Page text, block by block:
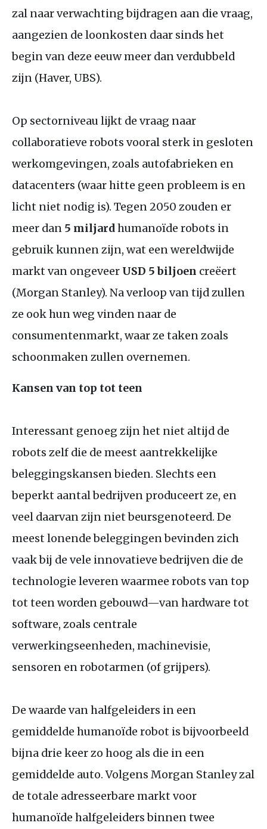
zal naar verwachting bijdragen aan die vraag,
aangezien de loonkosten daar sinds het
begin van deze eeuw meer dan verdubbeld
zijn (Haver, UBS).
Op sectorniveau lijkt de vraag naar
collaboratieve robots vooral sterk in gesloten
werkomgevingen, zoals autofabrieken en
datacenters (waar hitte geen probleem is en
licht niet nodig is). Tegen 2050 zouden er
meer dan 5 miljardhumanoïde robots in
gebruik kunnen zijn, wat een wereldwijde
markt van ongeveer USD 5 biljoen creëert
(Morgan Stanley). Na verloop van tijd zullen
ze ook hun weg vinden naar de
consumentenmarkt, waar ze taken zoals
schoonmaken zullen overnemen.
Kansen van top tot teen
Interessant genoeg zijn het niet altijd de
robots zelf die de meest aantrekkelijke
beleggingskansen bieden. Slechts een
beperkt aantal bedrijven produceert ze, en
veel daarvan zijn niet beursgenoteerd. De
meest lonende beleggingen bevinden zich
vaak bij de vele innovatieve bedrijven die de
technologie leveren waarmee robots van top
tot teen worden gebouwd—van hardware tot
software, zoals centrale
verwerkingseenheden, machinevisie,
sensoren en robotarmen (of grijpers).
De waarde van halfgeleiders in een
gemiddelde humanoïde robot is bijvoorbeeld
bijna drie keer zo hoog als die in een
gemiddelde auto. Volgens Morgan Stanley zal
de totale adresseerbare markt voor
humanoïde halfgeleiders binnen twee